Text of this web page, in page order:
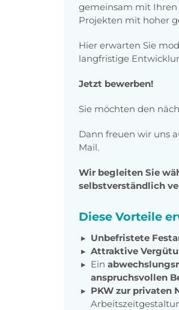
gemeinsam mit Ihren
Projekten mit hoher
Hier erwarten Sie
langfristige
Jetzt bewerben!
Sie möchten den
Dann freuen wir uns
Mail.
Wir begleiten Sie
selbstverständlich
Diese Vorteile
Unbefristete
Attraktive
Ein
anspruchsvollen
PKW zur privaten